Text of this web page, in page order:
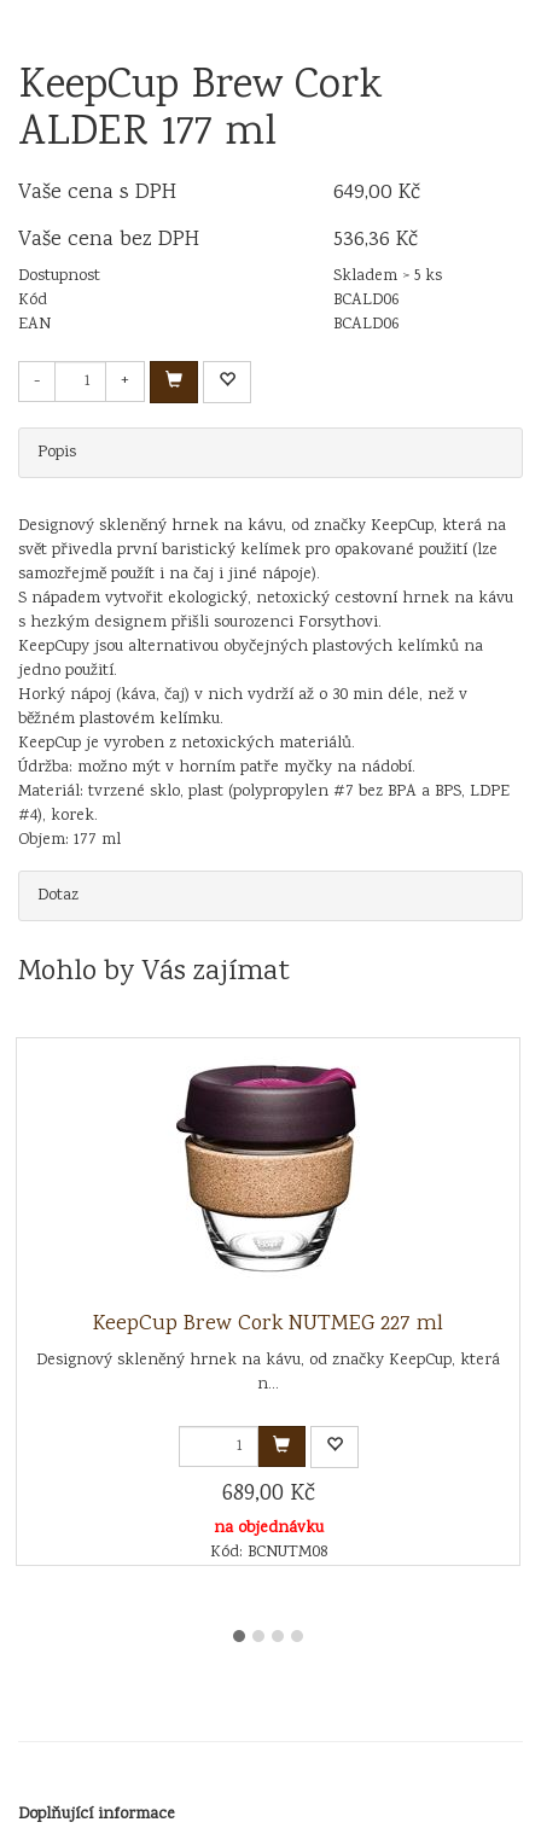
KeepCup Brew Cork
ALDER 177 ml
Vaše cena s DPH
649,00 Kč
Vaše cena bez DPH
536,36 Kč
Dostupnost
Skladem > 5 ks
Kód
BCALD06
EAN
BCALD06
- +
Popis
Designový skleněný hrnek na kávu, od značky KeepCup, která na
svět přivedla první baristický kelímek pro opakované použití (lze
samozřejmě použít i na čaj i jiné nápoje).
S nápadem vytvořit ekologický, netoxický cestovní hrnek na kávu
s hezkým designem přišli sourozenci Forsythovi.
KeepCupy jsou alternativou obyčejných plastových kelímků na
jedno použití.
Horký nápoj (káva, čaj) v nich vydrží až o 30 min déle, než v
běžném plastovém kelímku.
KeepCup je vyroben z netoxických materiálů.
Údržba: možno mýt v horním patře myčky na nádobí.
Materiál: tvrzené sklo, plast (polypropylen #7 bez BPA a BPS, LDPE
#4), korek.
Objem: 177 ml
Dotaz
Mohlo by Vás zajímat
KeepCup Brew Cork NUTMEG 227 ml
Designový skleněný hrnek na kávu, od značky KeepCup, která
n...
689,00 Kč
na objednávku
Kód: BCNUTM08
Doplňující informace